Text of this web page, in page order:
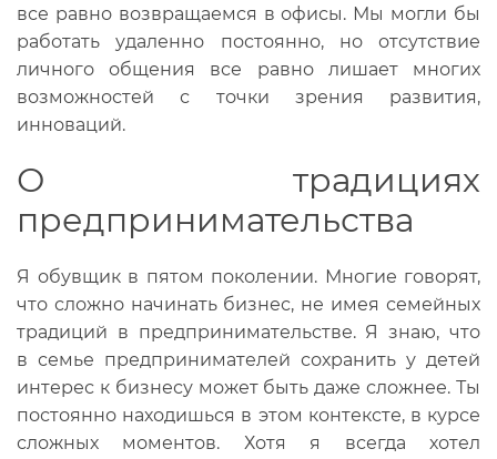
все равно возвращаемся в офисы. Мы могли бы
работать удаленно постоянно, но отсутствие
личного общения все равно лишает многих
возможностей с точки зрения развития,
инноваций.
О традициях
предпринимательства
Я обувщик в пятом поколении. Многие говорят,
что сложно начинать бизнес, не имея семейных
традиций в предпринимательстве. Я знаю, что
в семье предпринимателей сохранить у детей
интерес к бизнесу может быть даже сложнее. Ты
постоянно находишься в этом контексте, в курсе
сложных моментов. Хотя я всегда хотел